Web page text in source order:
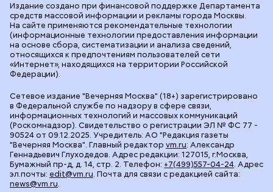
Сетевое издание "Вечерняя Москва" (18+) зарегистрировано
в Федеральной службе по надзору в сфере связи,
информационных технологий и массовых коммуникаций
(Роскомнадзор). Свидетельство о регистрации ЭЛ № ФС 77 -
90524 от 09.12.2025. Учредитель: АО "Редакция газеты
"Вечерняя Москва". Главный редактор vm.ru: Александр
Геннадьевич Глуходедов. Адрес редакции: 127015, г.Москва,
Бумажный пр-д, д. 14, стр. 2. Телефон: +7(499)557-04-24. Адрес
эл.почты: edit@vm.ru. Почта для связи с редакцией сайта:
news@vm.ru.
Издание создано при финансовой поддержке Департамента
средств массовой информации и рекламы города Москвы.
На сайте применяются рекомендательные технологии
(информационные технологии предоставления информации
на основе сбора, систематизации и анализа сведений,
относящихся к предпочтениям пользователей сети
«Интернет», находящихся на территории Российской
Федерации).